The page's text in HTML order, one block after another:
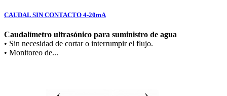
CAUDAL SIN CONTACTO 4-20mA
Caudalímetro ultrasónico para suministro de agua
• Sin necesidad de cortar o interrumpir el flujo.
• Monitoreo de...